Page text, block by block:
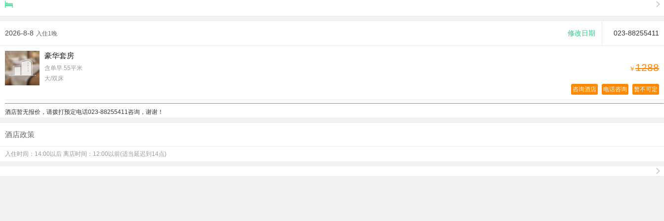
修改日期
2026-8-8 入住1晚 023-88255411
豪华套房
￥ 1288
含单早 55平米
大/双床
暂不可定
电话咨询
咨询酒店
酒店暂无报价，请拨打预定电话023-88255411咨询，谢谢！
酒店政策
入住时间：14:00以后 离店时间：12:00以前(适当延迟到14点)